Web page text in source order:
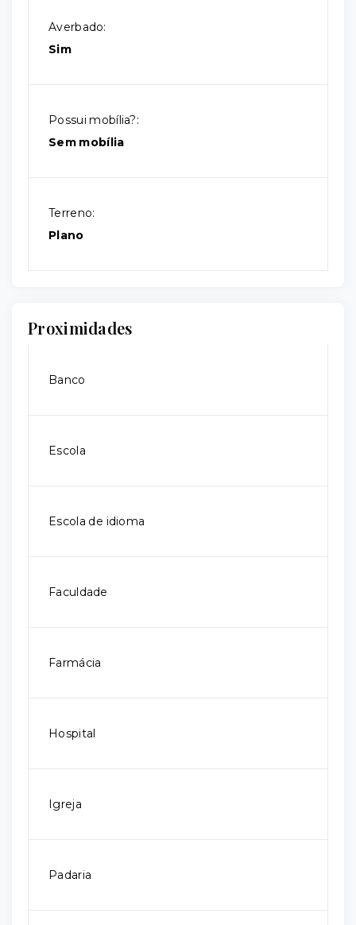
Averbado:
Sim
Possui mobília?:
Sem mobília
Terreno:
Plano
Proximidades
Banco
Escola
Escola de idioma
Faculdade
Farmácia
Hospital
Igreja
Padaria